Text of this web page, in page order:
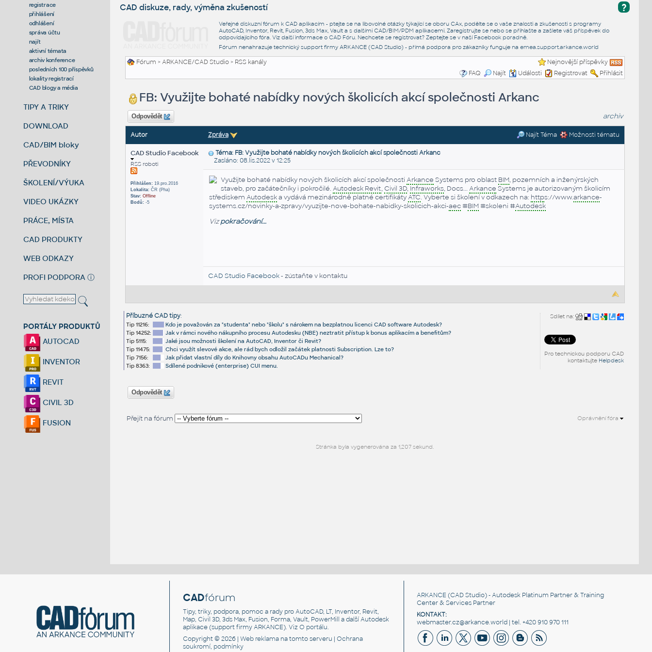
registrace
přihlášení
odhlášení
správa účtu
najít
aktivní témata
archiv konference
posledních 100 příspěvků
lokality registrací
CAD blogy a média
TIPY A TRIKY
DOWNLOAD
CAD/BIM bloky
PŘEVODNÍKY
ŠKOLENÍ/VÝUKA
VIDEO UKÁZKY
PRÁCE, MÍSTA
CAD PRODUKTY
WEB ODKAZY
PROFI PODPORA ⓘ
PORTÁLY PRODUKTŮ
AUTOCAD
INVENTOR
REVIT
CIVIL 3D
FUSION
?
CAD diskuze, rady, výměna zkušeností
Veřejné diskuzní fórum k CAD aplikacím - ptejte se na libovolné otázky týkající se oboru CAx, podělte se o vaše znalosti a zkušenosti s programy
AutoCAD, Inventor, Revit, Fusion, 3ds Max, Vault a s dalšími CAD/BIM/PDM aplikacemi. Zaregistrujte se nebo se přihlašte a zašlete váš příspěvek do
odpovídajícího fóra. Viz další informace o CAD Fóru. Nechcete se registrovat? Zeptejte se v naší Facebook poradně.
Fórum nenahrazuje technický support firmy ARKANCE (CAD Studio) - přímá podpora pro zákazníky funguje na emea.support.arkance.world
Fórum >ARKANCE/CAD Studio> RSS kanály
Nejnovější příspěvky
FAQ
Najít Události Registrovat Přihlásit
FB: Využijte bohaté nabídky nových školicích akcí společnosti Arkanc
Odpovědět archiv
Autor Zpráva Najít Téma Možnosti tématu
CAD Studio Facebook
RSS roboti
Přihlášen:19.pro.2016
Lokalita:ČR (Pha)
Stav: Offline
Bodů:-5
Téma: FB: Využijte bohaté nabídky nových školicích akcí společnosti Arkanc
Zasláno: 08.lis.2022 v 12:25
Využijte bohaté nabídky nových školicích akcí společnosti Arkance Systems pro oblast BIM, pozemních a inženýrských
staveb, pro začátečníky i pokročilé. Autodesk Revit, Civil 3D, Infraworks, Docs... Arkance Systems je autorizovaným školicím
střediskem Autodeska vydává mezinárodně platné certifikátyATC. Vyberte si školení v odkazech na: https://www.arkance-
systems.cz/novinky-a-zpravy/vyuzijte-nove-bohate-nabidky-skolicich-akci-aec#BIM#skoleni #Autodesk
Vizpokračování...
CAD Studio Facebook- zústaňte v kontaktu
Sdílet na:
Pro technickou podporu CAD
kontaktujte Helpdesk
Příbuzné CAD tipy:
Tip 11216:
Kdo je považován za "studenta" nebo "školu" s nárokem na bezplatnou licenci CAD software Autodesk?
Tip 14252:
Jak v rámci nového nákupního procesu Autodesku (NBE) neztratit přístup k bonus aplikacím a benefitům?
Tip 5115:
Jaké jsou možnosti školení na AutoCAD, Inventor či Revit?
Tip 11475:
Chci využít slevové akce, ale rád bych odložil začátek platnosti Subscription. Lze to?
Tip 7156:
Jak přidat vlastní díly do Knihovny obsahu AutoCADu Mechanical?
Tip 8363:
Sdílené podnikové (enterprise) CUI menu.
Odpovědět
Přejít na fórum Oprávnění fóra
Stránka byla vygenerována za 1,207 sekund.
CADfórum
Tipy, triky, podpora, pomoc a rady pro AutoCAD, LT, Inventor, Revit,
Map, Civil 3D, 3ds Max, Fusion, Forma, Vault, PowerMill a další Autodesk
aplikace (support firmy ARKANCE). VizO portálu.
Copyright © 2026 |Web reklama na tomto serveru |Ochrana
soukromí, podmínky
ARKANCE (CAD Studio) - Autodesk Platinum Partner & Training
Center & Services Partner
KONTAKT:
webmaster.cz@arkance.world | tel. +420 910 970 111